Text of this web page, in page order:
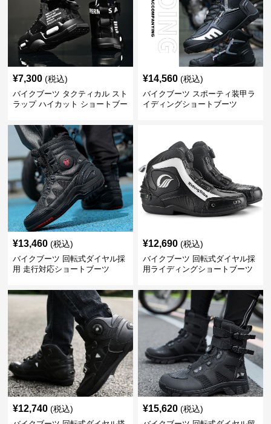
¥7,300 (税込)
バイクブーツ タクティカル スト
ラップ ハイカット ショートブー
¥14,560 (税込)
バイクブーツ スポーティ装甲ラ
イディングショートブーツ
¥13,460 (税込)
バイクブーツ 回転式ダイヤル採
用 走行対応ショートブーツ
¥12,690 (税込)
バイクブーツ 回転式ダイヤル採
用ライディングショートブーツ
¥12,740 (税込) ¥15,620 (税込)